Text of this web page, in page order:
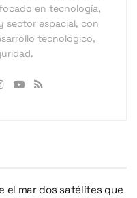
en tecnología,
sector espacial, con
tecnológico,
el mar dos satélites que